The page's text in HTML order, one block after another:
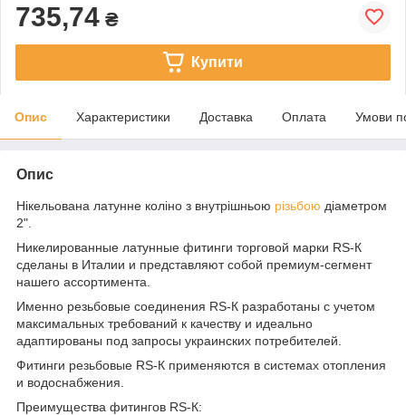
735,74 ₴
Купити
Опис Характеристики Доставка Оплата Умови
Опис
Нікельована латунне коліно з внутрішньою різьбою діаметром
2".
Никелированные латунные фитинги торговой марки RS-К
сделаны в Италии и представляют собой премиум-сегмент
нашего ассортимента.
Именно резьбовые соединения RS-К разработаны с учетом
максимальных требований к качеству и идеально
адаптированы под запросы украинских потребителей.
Фитинги резьбовые RS-К применяются в системах отопления
и водоснабжения.
Преимущества фитингов RS-К: